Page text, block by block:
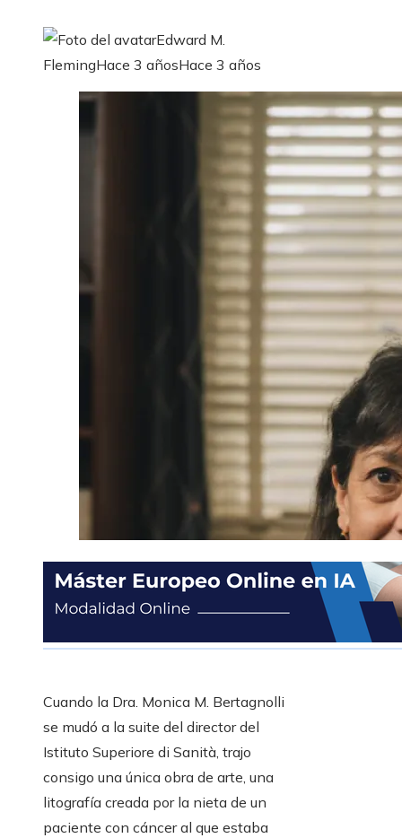
Edward M.
FlemingHace 3 añosHace 3 años
Cuando la Dra. Monica M. Bertagnolli
se mudó a la suite del director del
Istituto Superiore di Sanità, trajo
consigo una única obra de arte, una
litografía creada por la nieta de un
paciente con cáncer al que estaba